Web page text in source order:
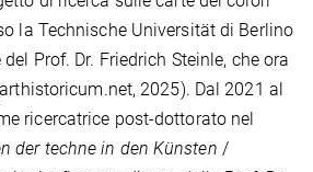
la Technische Universität di Berlino
Prof. Dr. Friedrich Steinle, che ora
2025). Dal 2021 al
ricercatrice post-dottorato nel
der techne in den Künsten /